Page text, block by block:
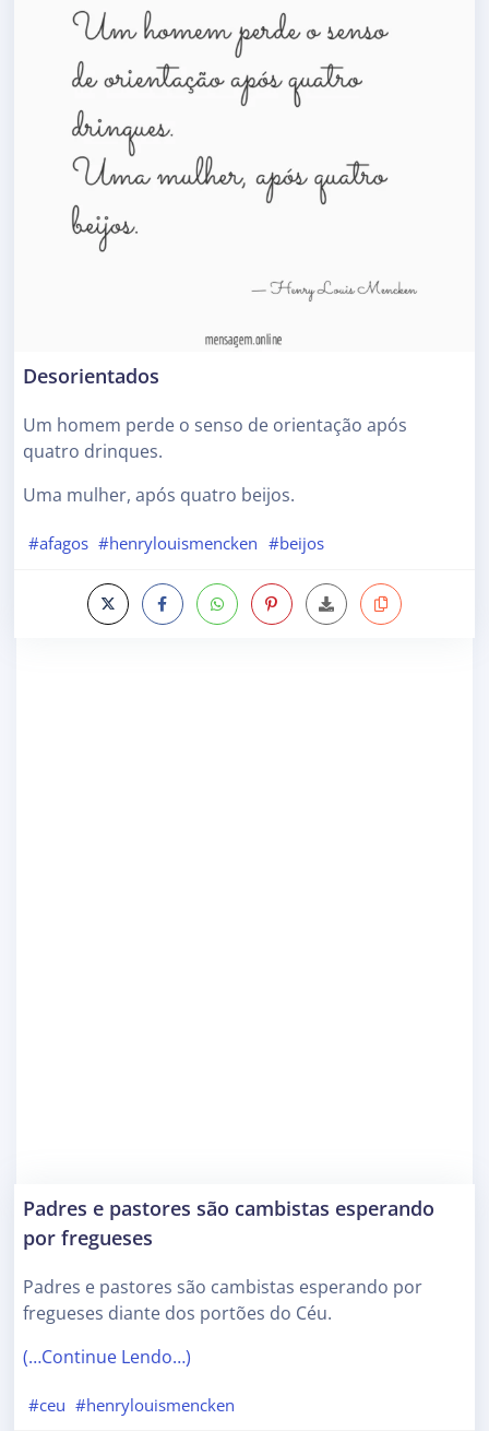
Desorientados
Um homem perde o senso de orientação após
quatro drinques.
Uma mulher, após quatro beijos.
#afagos #henrylouismencken #beijos
Padres e pastores são cambistas esperando
por fregueses
Padres e pastores são cambistas esperando por
fregueses diante dos portões do Céu.
(…Continue Lendo…)
#ceu #henrylouismencken